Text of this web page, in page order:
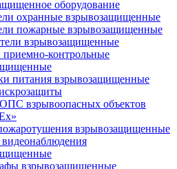
оборудование
охранные взрывозащищенные
пожарные взрывозащищенные
взрывозащищенные
контрольные
питания взрывозащищенные
взрывоопасных объектов
взрывозащищенные
взрывозащищенные